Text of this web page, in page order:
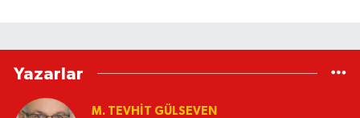
Yazarlar
M. TEVHIT GÜLSEVEN